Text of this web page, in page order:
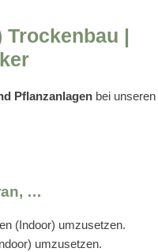
|
Pflanzanlagen bei unseren
…
(Indoor) umzusetzen.
umzusetzen.